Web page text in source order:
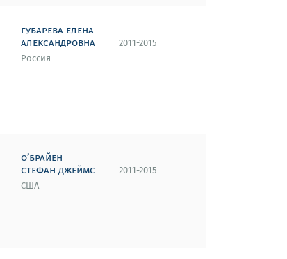
губарева елена
александровна
Россия
2011-2015
о’брайен
стефан джеймс
США
2011-2015